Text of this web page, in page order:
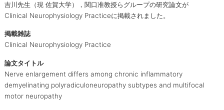
吉川先生（現 佐賀大学），関口准教授らグループの研究論文が
Clinical Neurophysiology Practiceに掲載されました。
掲載雑誌
Clinical Neurophysiology Practice
論文タイトル
Nerve enlargement differs among chronic inflammatory
demyelinating polyradiculoneuropathy subtypes and multifocal
motor neuropathy